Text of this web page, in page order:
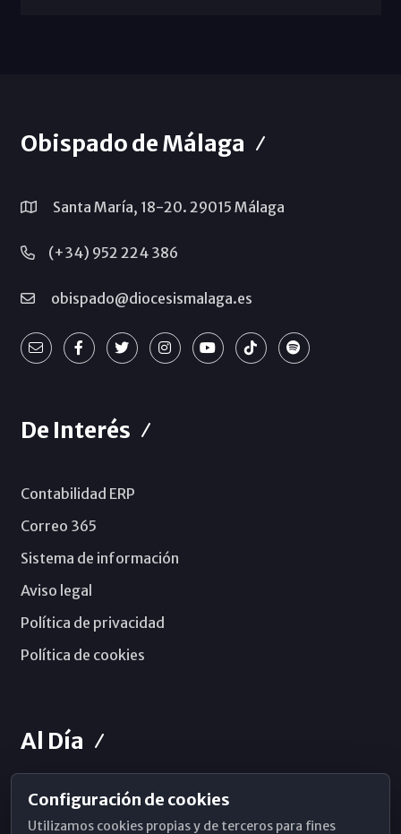
Obispado de Málaga
Santa María, 18-20. 29015 Málaga
(+34) 952 224 386
obispado@diocesismalaga.es
De Interés
Contabilidad ERP
Correo 365
Sistema de información
Aviso legal
Política de privacidad
Política de cookies
Al Día
Horarios de Misa
Configuración de cookies
Utilizamos cookies propias y de terceros para fines